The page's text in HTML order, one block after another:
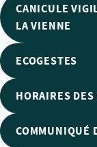
CANICULE
LA VIENNE
ECOGESTES
HORAIRES
COMMUNIQUÉ